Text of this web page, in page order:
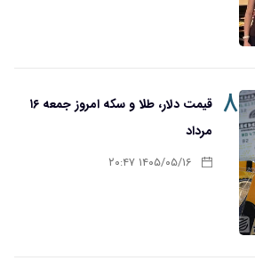
قیمت دلار، طلا و سکه امروز جمعه ۱۶